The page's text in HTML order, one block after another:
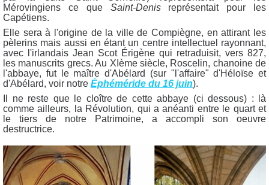
Mérovingiens ce que Saint-Denisreprésentait pour les
Capétiens.
Elle sera à l'origine de la ville de Compiègne, en attirant les
pèlerins mais aussi en étant un centre intellectuel rayonnant,
avec l'irlandais Jean Scot Érigène qui retraduisit, vers 827,
les manuscrits grecs. Au XIème siècle, Roscelin, chanoine de
l'abbaye, fut le maître d'Abélard (sur "l'affaire" d'Héloïse et
d'Abélard, voir notre Éphéméride du 16 juin).
Il ne reste que le cloître de cette abbaye (ci dessous) : là
comme ailleurs, la Révolution, qui a anéanti entre le quart et
le tiers de notre Patrimoine, a accompli son oeuvre
destructrice.